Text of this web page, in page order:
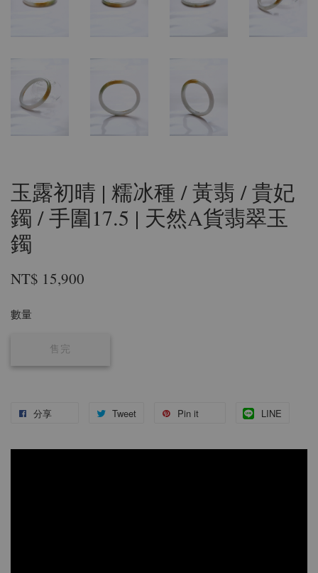
玉露初晴 | 糯冰種 / 黃翡 / 貴妃
鐲 / 手圍17.5 | 天然A貨翡翠玉
鐲
NT$ 15,900
數量
售完
分享 Tweet Pin it LINE